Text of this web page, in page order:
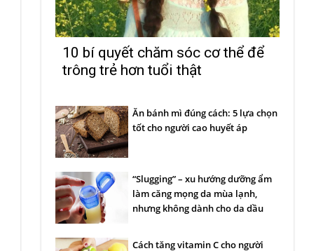
10 bí quyết chăm sóc cơ thể để
trông trẻ hơn tuổi thật
Ăn bánh mì đúng cách: 5 lựa chọn
tốt cho người cao huyết áp
“Slugging” – xu hướng dưỡng ẩm
làm căng mọng da mùa lạnh,
nhưng không dành cho da dầu
Cách tăng vitamin C cho người